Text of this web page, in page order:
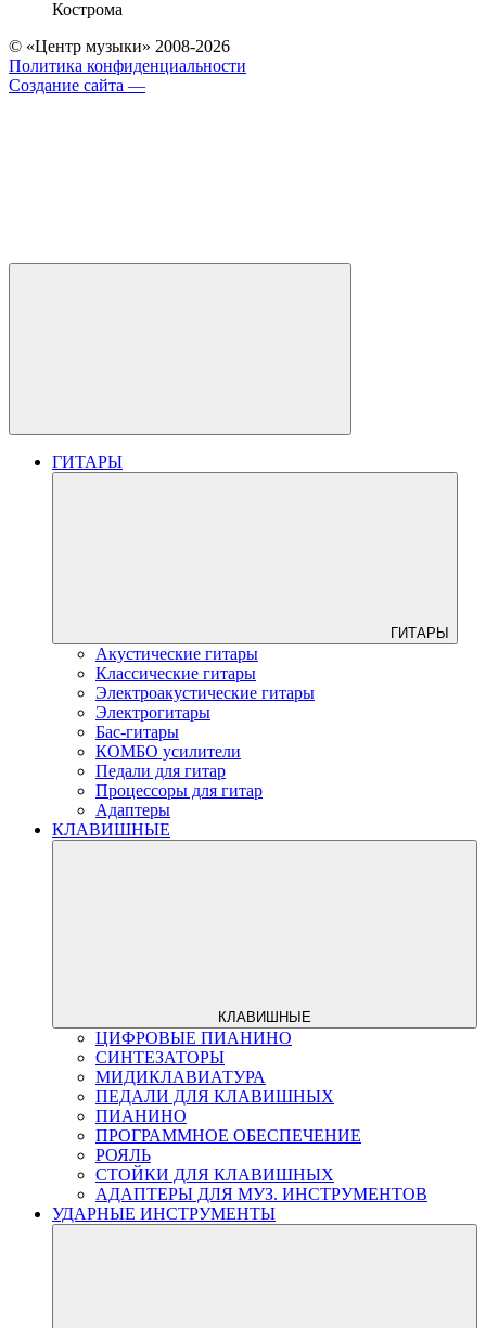
Кострома
© «Центр музыки» 2008-2026
Политика конфиденциальности
Создание сайта —
ГИТАРЫ
ГИТАРЫ
Акустические гитары
Классические гитары
Электроакустические гитары
Электрогитары
Бас-гитары
КОМБО усилители
Педали для гитар
Процессоры для гитар
Адаптеры
КЛАВИШНЫЕ
КЛАВИШНЫЕ
ЦИФРОВЫЕ ПИАНИНО
СИНТЕЗАТОРЫ
МИДИКЛАВИАТУРА
ПЕДАЛИ ДЛЯ КЛАВИШНЫХ
ПИАНИНО
ПРОГРАММНОЕ ОБЕСПЕЧЕНИЕ
РОЯЛЬ
СТОЙКИ ДЛЯ КЛАВИШНЫХ
АДАПТЕРЫ ДЛЯ МУЗ. ИНСТРУМЕНТОВ
УДАРНЫЕ ИНСТРУМЕНТЫ